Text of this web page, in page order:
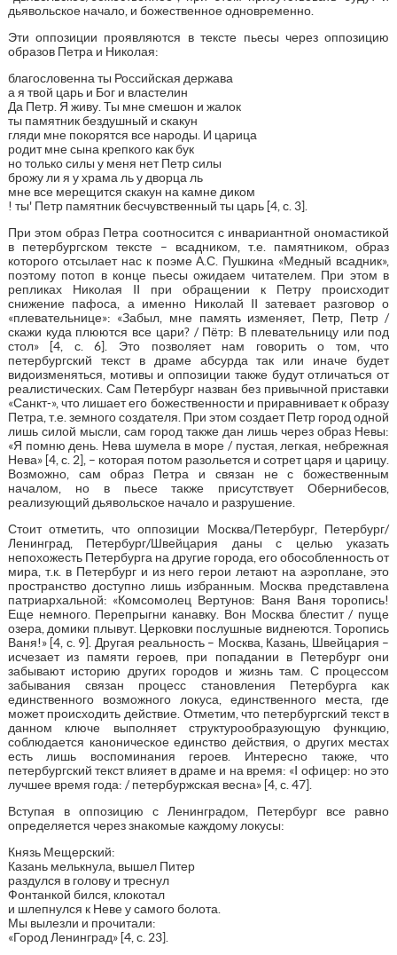
дьявольское начало, и божественное одновременно.
Эти оппозиции проявляются в тексте пьесы через оппозицию
образов Петра и Николая:
благословенна ты Российская держава
а я твой царь и Бог и властелин
Да Петр. Я живу. Ты мне смешон и жалок
ты памятник бездушный и скакун
гляди мне покорятся все народы. И царица
родит мне сына крепкого как бук
но только силы у меня нет Петр силы
брожу ли я у храма ль у дворца ль
мне все мерещится скакун на камне диком
! ты' Петр памятник бесчувственный ты царь [4, с. 3].
При этом образ Петра соотносится с инвариантной ономастикой
в петербургском тексте – всадником, т.е. памятником, образ
которого отсылает нас к поэме А.С. Пушкина «Медный всадник»,
поэтому потоп в конце пьесы ожидаем читателем. При этом в
репликах Николая II при обращении к Петру происходит
снижение пафоса, а именно Николай II затевает разговор о
«плевательнице»: «Забыл, мне память изменяет, Петр, Петр /
скажи куда плюются все цари? / Пётр: В плевательницу или под
стол» [4, с. 6]. Это позволяет нам говорить о том, что
петербургский текст в драме абсурда так или иначе будет
видоизменяться, мотивы и оппозиции также будут отличаться от
реалистических. Сам Петербург назван без привычной приставки
«Санкт-», что лишает его божественности и приравнивает к образу
Петра, т.е. земного создателя. При этом создает Петр город одной
лишь силой мысли, сам город также дан лишь через образ Невы:
«Я помню день. Нева шумела в море / пустая, легкая, небрежная
Нева» [4, с. 2], – которая потом разольется и сотрет царя и царицу.
Возможно, сам образ Петра и связан не с божественным
началом, но в пьесе также присутствует Обернибесов,
реализующий дьявольское начало и разрушение.
Стоит отметить, что оппозиции Москва/Петербург, Петербург/
Ленинград, Петербург/Швейцария даны с целью указать
непохожесть Петербурга на другие города, его обособленность от
мира, т.к. в Петербург и из него герои летают на аэроплане, это
пространство доступно лишь избранным. Москва представлена
патриархальной: «Комсомолец Вертунов: Ваня Ваня торопись!
Еще немного. Перепрыгни канавку. Вон Москва блестит / пуще
озера, домики плывут. Церковки послушные виднеются. Торопись
Ваня!» [4, с. 9]. Другая реальность – Москва, Казань, Швейцария –
исчезает из памяти героев, при попадании в Петербург они
забывают историю других городов и жизнь там. С процессом
забывания связан процесс становления Петербурга как
единственного возможного локуса, единственного места, где
может происходить действие. Отметим, что петербургский текст в
данном ключе выполняет структурообразующую функцию,
соблюдается каноническое единство действия, о других местах
есть лишь воспоминания героев. Интересно также, что
петербургский текст влияет в драме и на время: «I офицер: но это
лучшее время года: / петербуржская весна» [4, с. 47].
Вступая в оппозицию с Ленинградом, Петербург все равно
определяется через знакомые каждому локусы:
Князь Мещерский:
Казань мелькнула, вышел Питер
раздулся в голову и треснул
Фонтанкой бился, клокотал
и шлепнулся к Неве у самого болота.
Мы вылезли и прочитали:
«Город Ленинград» [4, с. 23].